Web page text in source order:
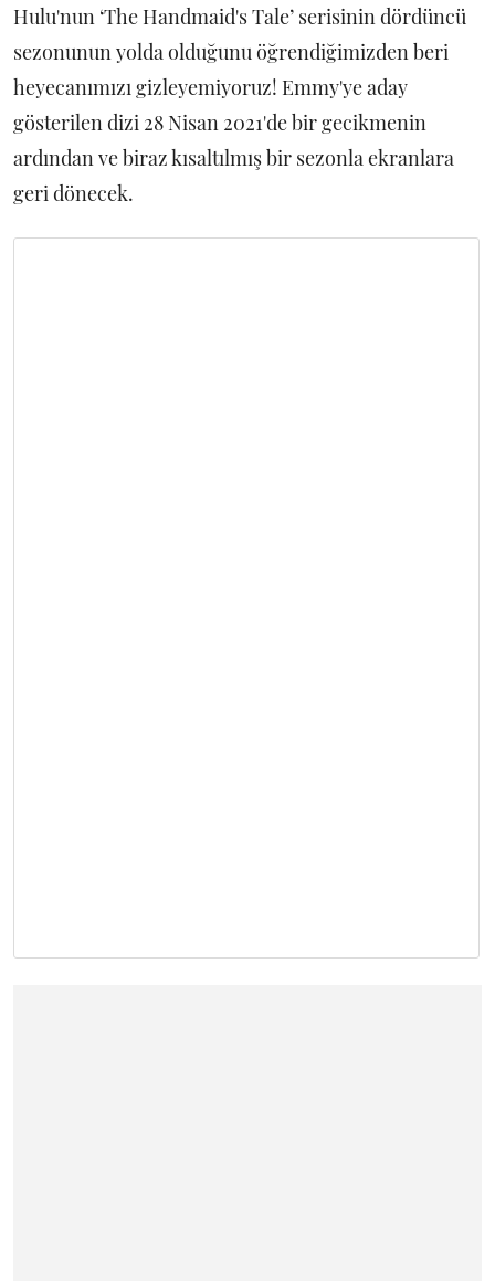
Hulu'nun ‘The Handmaid's Tale’ serisinin dördüncü
sezonunun yolda olduğunu öğrendiğimizden beri
heyecanımızı gizleyemiyoruz! Emmy'ye aday
gösterilen dizi 28 Nisan 2021'de bir gecikmenin
ardından ve biraz kısaltılmış bir sezonla ekranlara
geri dönecek.